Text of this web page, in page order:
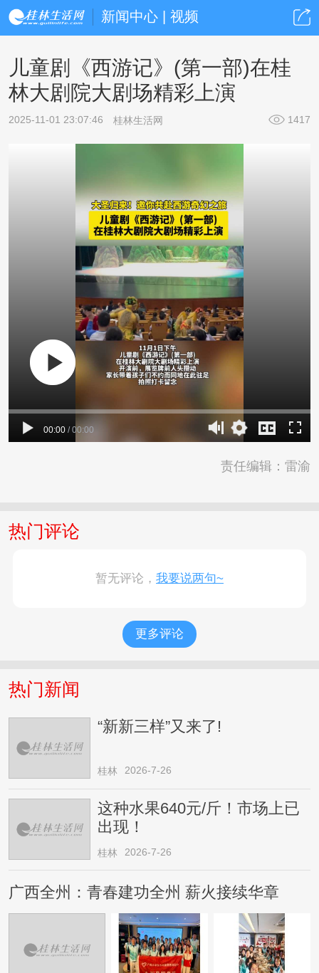
新闻中心 | 视频
儿童剧《西游记》(第一部)在桂
林大剧院大剧场精彩上演
2025-11-01 23:07:46 桂林生活网 1417
00:00 / 00:00
责任编辑：雷渝
热门评论
暂无评论， 我要说两句~
更多评论
热门新闻
“新新三样”又来了!
桂林 2026-7-26
这种水果640元/斤！市场上已
出现！
桂林 2026-7-26
广西全州：青春建功全州 薪火接续华章